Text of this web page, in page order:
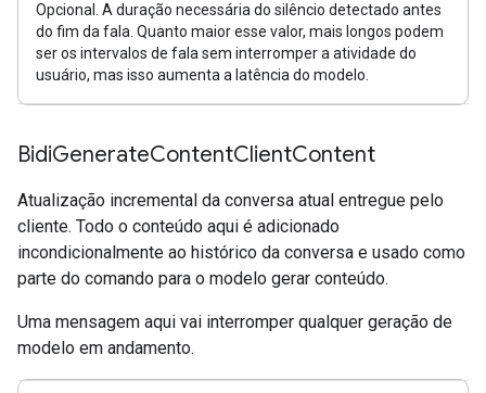
Opcional. A duração necessária do silêncio detectado antes
do fim da fala. Quanto maior esse valor, mais longos podem
ser os intervalos de fala sem interromper a atividade do
usuário, mas isso aumenta a latência do modelo.
BidiGenerateContentClientContent
Atualização incremental da conversa atual entregue pelo
cliente. Todo o conteúdo aqui é adicionado
incondicionalmente ao histórico da conversa e usado como
parte do comando para o modelo gerar conteúdo.
Uma mensagem aqui vai interromper qualquer geração de
modelo em andamento.